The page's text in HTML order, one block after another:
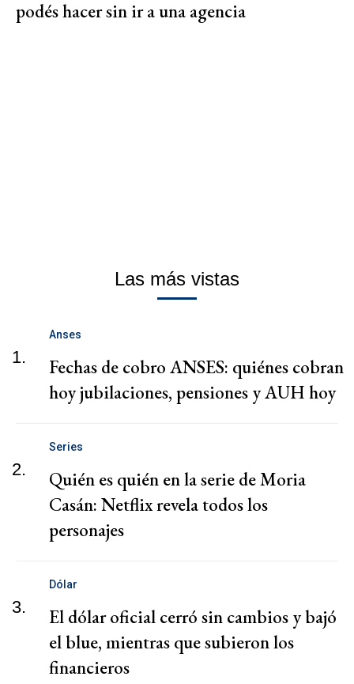
podés hacer sin ir a una agencia
Las más vistas
1.
Anses
Fechas de cobro ANSES: quiénes cobran
hoy jubilaciones, pensiones y AUH hoy
2.
Series
Quién es quién en la serie de Moria
Casán: Netflix revela todos los
personajes
3.
Dólar
El dólar oficial cerró sin cambios y bajó
el blue, mientras que subieron los
financieros